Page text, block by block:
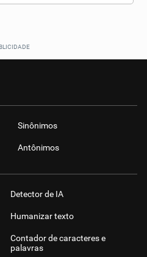
Sinônimos
Antônimos
Detector de IA
Humanizar texto
Contador de caracteres e
palavras